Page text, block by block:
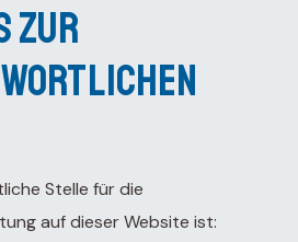
zur
Stelle für die
auf dieser Website ist: